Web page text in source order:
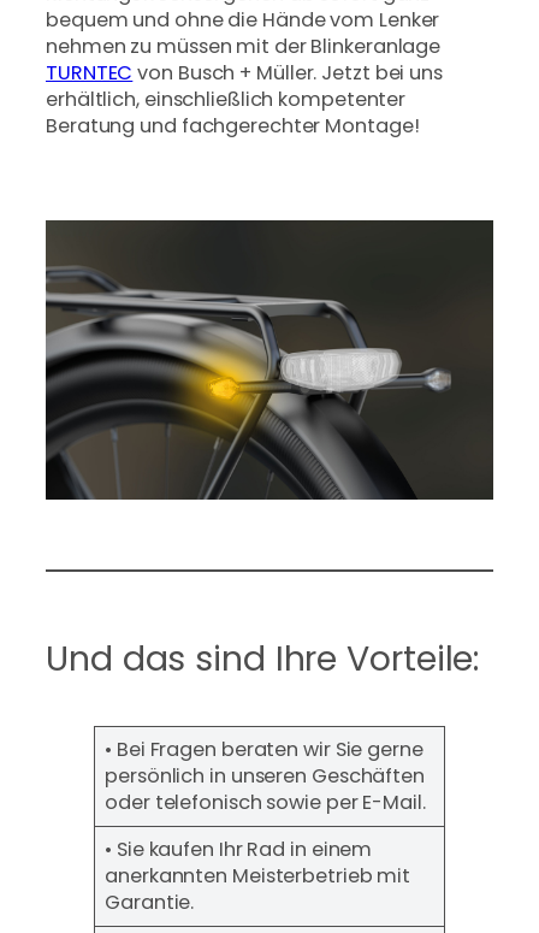
bequem und ohne die Hände vom Lenker
nehmen zu müssen mit der Blinkeranlage
TURNTEC von Busch + Müller. Jetzt bei uns
erhältlich, einschließlich kompetenter
Beratung und fachgerechter Montage!
Und das sind Ihre Vorteile:
• Bei Fragen beraten wir Sie gerne
persönlich in unseren Geschäften
oder telefonisch sowie per E-Mail.
• Sie kaufen Ihr Rad in einem
anerkannten Meisterbetrieb mit
Garantie.